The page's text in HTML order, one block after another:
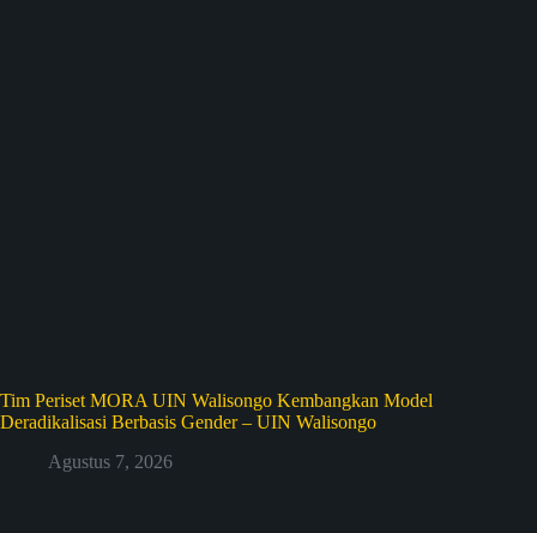
Tim Periset MORA UIN Walisongo Kembangkan Model
Deradikalisasi Berbasis Gender – UIN Walisongo
Agustus 7, 2026